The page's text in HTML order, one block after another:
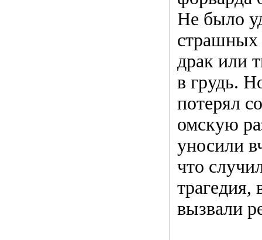
Не было
страшных
драк или
в грудь.
потерял
омскую
уносили
что
трагедия,
вызвали